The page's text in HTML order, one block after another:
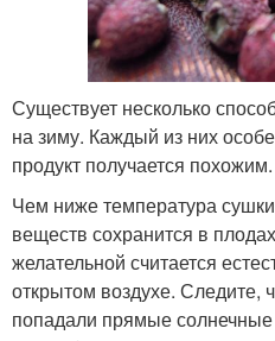
Существует несколько
на зиму. Каждый из них
продукт получается похожим.
Чем ниже температура
веществ сохранится в
желательной считается
открытом воздухе. Следите,
попадали прямые